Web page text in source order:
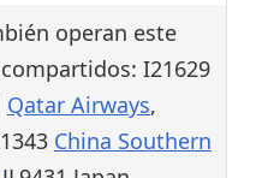
operan este
I21629
Qatar Airways,
China Southern